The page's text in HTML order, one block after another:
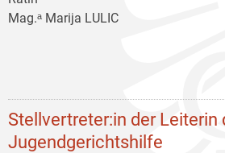
Mag.ᵃ Marija LULIC
Stellvertreter:in der Leiterin
Jugendgerichtshilfe